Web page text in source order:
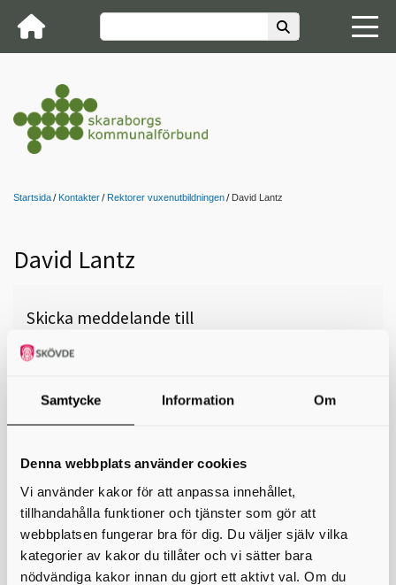
Samtycke Information Om
Denna webbplats använder cookies
Vi använder kakor för att anpassa innehållet,
tillhandahålla funktioner och tjänster som gör att
webbplatsen fungerar bra för dig. Du väljer själv vilka
kategorier av kakor du tillåter och vi sätter bara
nödvändiga kakor innan du gjort ett aktivt val. Om du
Startsida Kontakter Rektorer vuxenutbildningen David Lantz
David Lantz
Skicka meddelande till
David Lantz, Götene, Campus
Västra Skaraborg, 0510-77 09 27,
Din e-postadress
*Ämne